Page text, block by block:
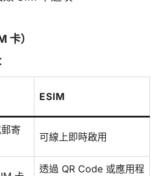
卡）
ESIM
寄
可線上即時啟用
透過 QR Code 或應用程